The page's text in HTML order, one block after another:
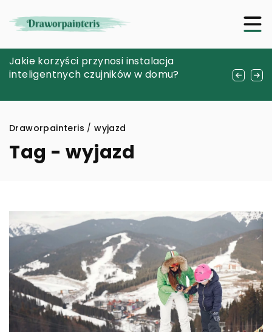
Znajdź spokój w sztuce haftu
krzyżykowego: przewodnik dla
Jakie korzyści przynosi instalacja
inteligentnych czujników w domu?
Kolekcjonerskie nasiona marihuany
outdoor a indoor – czym się różnią?
Draworpainteris /wyjazd
Tag - wyjazd